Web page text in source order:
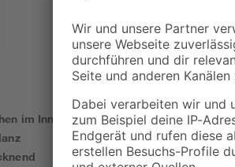
im Innenbereich